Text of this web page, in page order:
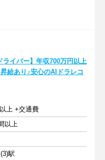
ライバー】年収700万円以上
給あり♪安心のAIドラレコ
上 +交通費
以上
駅